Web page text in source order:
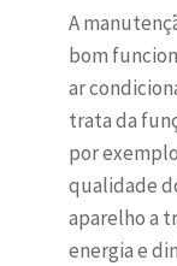
A
bom
ar
trata da
por
qualidade
aparelho a
energia e